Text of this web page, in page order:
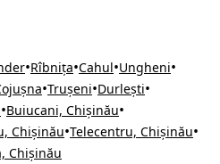
•Rîbnița•Cahul•Ungheni•
•Trușeni•Durlești•
•Buiucani, Chișinău•
Chișinău•Telecentru, Chișinău•
Chișinău